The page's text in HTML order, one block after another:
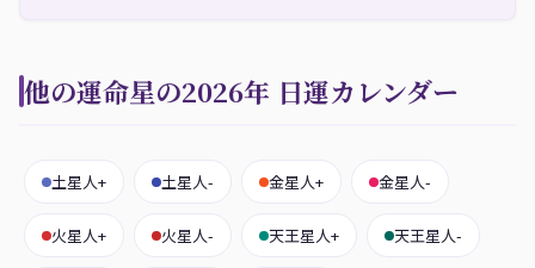
他の運命星の2026年 日運カレンダー
土星人+ 土星人- 金星人+ 金星人-
火星人+ 火星人- 天王星人+ 天王星人-